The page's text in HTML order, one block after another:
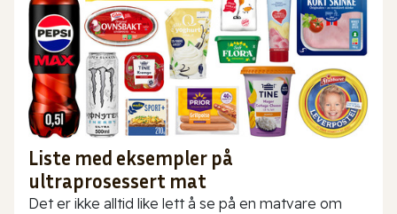
Liste med eksempler på
ultraprosessert mat
Det er ikke alltid like lett å se på en matvare om